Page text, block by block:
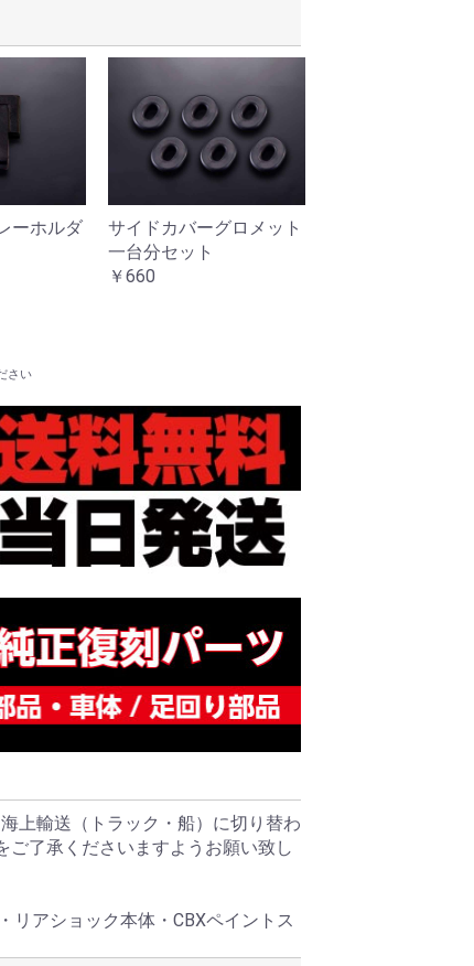
ーホルダ
サイドカバーグロメット
一台分セット
￥660
さい
上輸送（トラック・船）に切り替わ
ご了承くださいますようお願い致し
アショック本体・CBXペイントス